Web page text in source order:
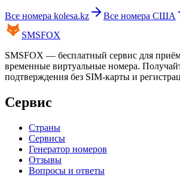
Все номера kolesa.kz Все номера США
SMSFOX
SMSFOX — бесплатный сервис для
временные виртуальные номера.
подтверждения без SIM-карты и
Сервис
Страны
Сервисы
Генератор номеров
Отзывы
Вопросы и ответы